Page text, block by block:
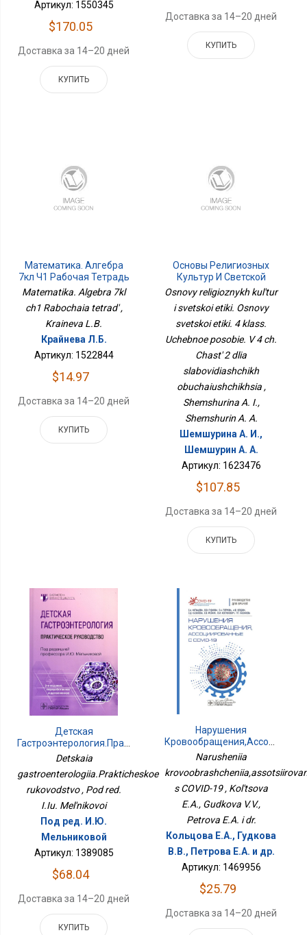
Артикул: 1550345
$170.05
Доставка за 14–20 дней
КУПИТЬ
Доставка за 14–20 дней
КУПИТЬ
Математика. Алгебра
7кл Ч1 Рабочая Тетрадь
Matematika. Algebra 7kl
ch1 Rabochaia tetrad' ,
Kraineva L.B.
Крайнева Л.Б.
Артикул: 1522844
$14.97
Доставка за 14–20 дней
КУПИТЬ
Основы Религиозных
Культур И Светской
Этики. Основы Светской
Этики. 4 Класс. Учебное
Пособие. В 4 Ч. Часть 2
Для Слабовидящих
Обучающихся
Osnovy religioznykh kul'tur
i svetskoi etiki. Osnovy
svetskoi etiki. 4 klass.
Uchebnoe posobie. V 4 ch.
Chast' 2 dlia
slabovidiashchikh
obuchaiushchikhsia ,
Shemshurina A. I.,
Shemshurin A. A.
Шемшурина А. И.,
Шемшурин А. А.
Артикул: 1623476
$107.85
Доставка за 14–20 дней
КУПИТЬ
Детская
Гастроэнтерология.Практическое
Руководство
Detskaia
gastroenterologiia.Prakticheskoe
rukovodstvo , Pod red.
I.Iu. Mel'nikovoi
Под ред. И.Ю.
Мельниковой
Артикул: 1389085
$68.04
Доставка за 14–20 дней
КУПИТЬ
Нарушения
С COVID-19
Narusheniia
s COVID-19 , Kol'tsova
E.A., Gudkova V.V.,
Petrova E.A. i dr.
Кольцова Е.А., Гудкова
В.В., Петрова Е.А. и др.
Артикул: 1469956
$25.79
Доставка за 14–20 дней